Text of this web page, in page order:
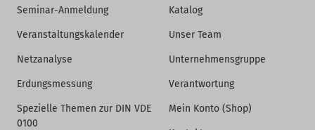
Seminar-Anmeldung
Veranstaltungskalender
Netzanalyse
Erdungsmessung
Spezielle Themen zur DIN VDE
0100
Katalog
Unser Team
Unternehmensgruppe
Verantwortung
Mein Konto (Shop)